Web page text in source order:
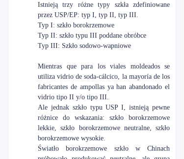
Istnieją trzy różne typy szkła zdefiniowane
przez USP/EP: typ I, typ II, typ III.
Typ I: szkło borokrzemowe
Typ II: szkło typu III poddane obróbce
Typ III: Szkło sodowo-wapniowe
Mientras que para los viales moldeados se
utiliza vidrio de soda-cálcico, la mayoría de los
fabricantes de ampollas ya han abandonado el
vidrio tipo II y/o tipo III.
Ale jednak szkło typu USP I, istnieją pewne
różnice do wskazania: szkło borokrzemowe
lekkie, szkło borokrzemowe neutralne, szkło
borokrzemowe wysokie.
Światło borokrzemowe szkło w Chinach